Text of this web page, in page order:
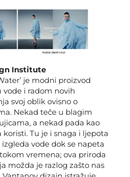
Institute
je modni proizvod
i radom novih
svoj oblik ovisno o
Nekad teče u blagim
a nekad pada kao
Tu je i snaga i ljepota
vode dok se napeta
vremena; ova priroda
možda je razlog zašto nas